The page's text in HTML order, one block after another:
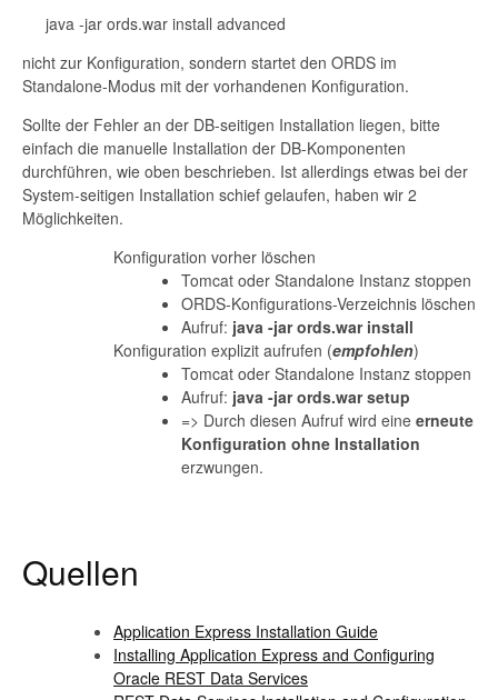
java -jar ords.war install advanced
nicht zur Konfiguration, sondern startet den ORDS im
Standalone-Modus mit der vorhandenen Konfiguration.
Sollte der Fehler an der DB-seitigen Installation liegen, bitte
einfach die manuelle Installation der DB-Komponenten
durchführen, wie oben beschrieben. Ist allerdings etwas bei der
System-seitigen Installation schief gelaufen, haben wir 2
Möglichkeiten.
Konfiguration vorher löschen
Tomcat oder Standalone Instanz stoppen
ORDS-Konfigurations-Verzeichnis löschen
Aufruf: java -jar ords.war install
Konfiguration explizit aufrufen (empfohlen)
Tomcat oder Standalone Instanz stoppen
Aufruf: java -jar ords.war setup
=> Durch diesen Aufruf wird eine erneute
Konfiguration ohne Installation
erzwungen.
Quellen
Application Express Installation Guide
Installing Application Express and Configuring
Oracle REST Data Services